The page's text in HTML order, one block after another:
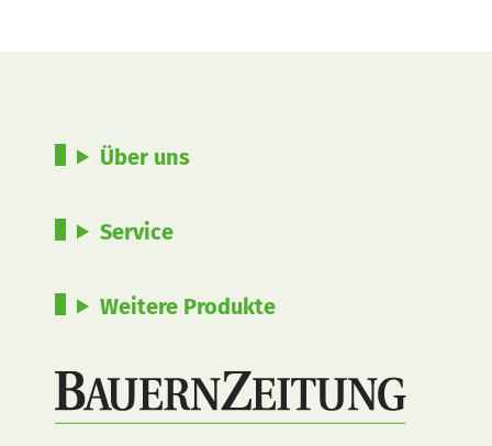
Über uns
Service
Weitere Produkte